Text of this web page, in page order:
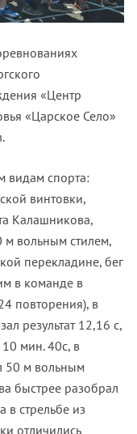
«Центр
«Царское Село»
видам спорта:
винтовки,
Калашникова,
м вольным стилем,
перекладине, бег
в команде в
повторения), в
результат 12,16 с,
мин. 40с, в
50 м вольным
быстрее разобрал
в стрельбе из
отличились